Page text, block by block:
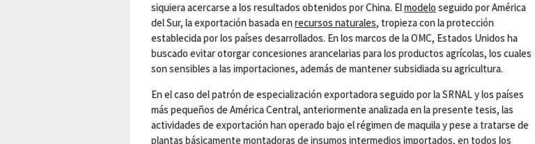
siquiera acercarse a los resultados obtenidos por China. Elmodelo seguido por América
del Sur, la exportación basada enrecursos naturales, tropieza con la protección
establecida por los países desarrollados. En los marcos de la OMC, Estados Unidos ha
buscado evitar otorgar concesiones arancelarias para los productos agrícolas, los cuales
son sensibles a las importaciones, además de mantener subsidiada su agricultura.
En el caso del patrón de especialización exportadora seguido por la SRNAL y los países
más pequeños de América Central, anteriormente analizada en la presente tesis, las
actividades de exportación han operado bajo el régimen de maquila y pese a tratarse de
plantas básicamente montadoras de insumos intermedios importados, en todos los